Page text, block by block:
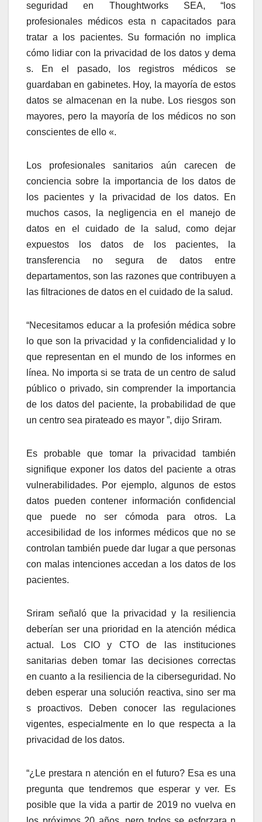
seguridad en Thoughtworks SEA, “los
profesionales médicos esta n capacitados para
tratar a los pacientes. Su formación no implica
cómo lidiar con la privacidad de los datos y dema
s. En el pasado, los registros médicos se
guardaban en gabinetes. Hoy, la mayoría de estos
datos se almacenan en la nube. Los riesgos son
mayores, pero la mayoría de los médicos no son
conscientes de ello «.
Los profesionales sanitarios aún carecen de
conciencia sobre la importancia de los datos de
los pacientes y la privacidad de los datos.
En
muchos casos, la negligencia en el manejode
datos en el cuidado de la salud, como dejar
expuestos los datos de los pacientes, la
transferencia no segura de datos entre
departamentos, son las razones que contribuyen a
las filtraciones de datos en el cuidado de la salud.
“Necesitamos educar a la profesión médica sobre
lo que son la privacidad y la confidencialidad y lo
que representan en el mundo de los informes en
línea. No importa si se trata de un centro de salud
público o privado, sin comprender la importancia
de los datos del paciente, la probabilidad de que
un centro sea pirateado es mayor ”, dijo Sriram.
Es probable que tomar la privacidad también
signifique exponer los datos del paciente a otras
vulnerabilidades. Por ejemplo, algunos de estos
datos pueden contener información confidencial
que puede no ser cómoda para otros. La
accesibilidad de los informes médicos que no se
controlan también puede dar lugar a que personas
con malas intenciones accedan a los datos de los
pacientes.
Sriram señaló que la privacidad y la resiliencia
deberían ser una prioridad en la atención médica
actual. Los CIO y CTO de las instituciones
sanitarias deben tomar las decisiones correctas
en cuanto a la resiliencia de la ciberseguridad. No
deben esperar una solución reactiva, sino ser ma
s proactivos. Deben conocer las regulaciones
vigentes, especialmente en lo que respecta a la
privacidad de los datos.
“¿Le prestara n atención en el futuro? Esa es una
pregunta que tendremos que esperar y ver. Es
posible que la vida a partir de 2019 no vuelva en